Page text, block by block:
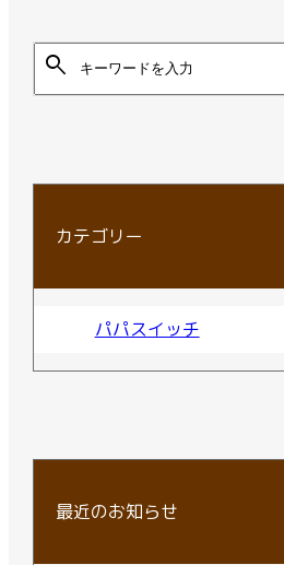
search
カテゴリー
パパスイッチ
最近のお知らせ